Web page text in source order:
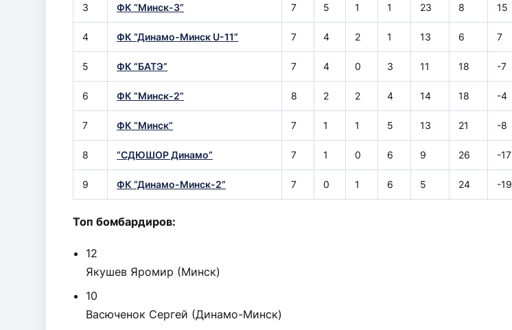
3 ФК “Минск-3” 7 5 1 1 23 8 15
4 ФК “Динамо-Минск U-11” 7 4 2 1 13 6 7
5 ФК “БАТЭ” 7 4 0 3 11 18 -7
6 ФК “Минск-2” 8 2 2 4 14 18 -4
7 ФК “Минск” 7 1 1 5 13 21 -8
8 “СДЮШОР Динамо” 7 1 0 6 9 26 -17
9 ФК “Динамо-Минск-2” 7 0 1 6 5 24 -19
Топ бомбардиров:
12
Якушев Яромир (Минск)
10
Васюченок Сергей (Динамо-Минск)